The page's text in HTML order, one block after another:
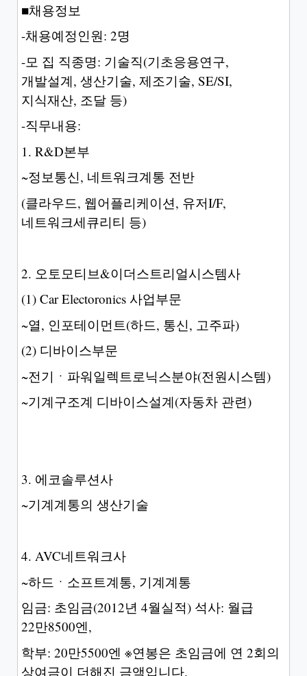
■채용정보
-채용예정인원: 2명
-모 집 직종명: 기술직(기초응용연구,
개발설계, 생산기술, 제조기술, SE/SI,
지식재산, 조달 등)
-직무내용:
1. R&D본부
~정보통신, 네트워크계통 전반
(클라우드, 웹어플리케이션, 유저I/F,
네트워크세큐리티 등)
2. 오토모티브&이더스트리얼시스템사
(1) Car Electoronics 사업부문
~열, 인포테이먼트(하드, 통신, 고주파)
(2) 디바이스부문
~전기ㆍ파워일렉트로닉스분야(전원시스템)
~기계구조계 디바이스설계(자동차 관련)
3. 에코솔루션사
~기계계통의 생산기술
4. AVC네트워크사
~하드ㆍ소프트계통, 기계계통
임금: 초임금(2012년 4월실적) 석사: 월급
22만8500엔,
학부: 20만5500엔 ※연봉은 초임금에 연 2회의
상여금이 더해진 금액입니다.